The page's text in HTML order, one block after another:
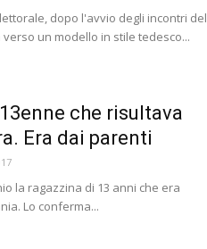
dopo l'avvio degli incontri del
un modello in stile tedesco...
che risultava
Era dai parenti
la ragazzina di 13 anni che era
Lo conferma...